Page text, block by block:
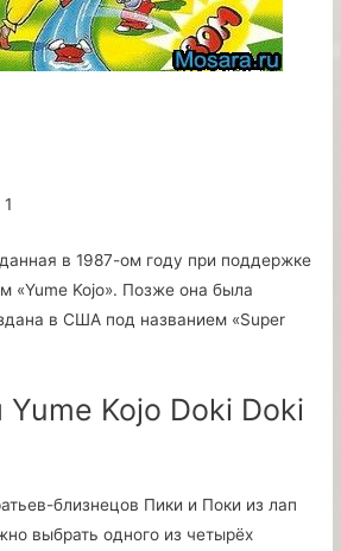
1
в 1987-ом году при поддержке
«Yume Kojo». Позже она была
в США под названием «Super
Kojo Doki Doki
близнецов Пики и Поки из лап
выбрать одного из четырёх